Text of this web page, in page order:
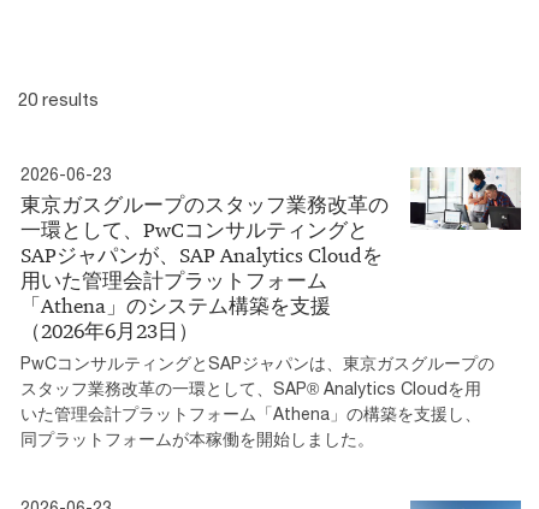
20 results
2026-06-23
東京ガスグループのスタッフ業務改革の
一環として、PwCコンサルティングと
SAPジャパンが、SAP Analytics Cloudを
用いた管理会計プラットフォーム
「Athena」のシステム構築を支援
（2026年6月23日）
PwCコンサルティングとSAPジャパンは、東京ガスグループの
スタッフ業務改革の一環として、SAP® Analytics Cloudを用
いた管理会計プラットフォーム「Athena」の構築を支援し、
同プラットフォームが本稼働を開始しました。